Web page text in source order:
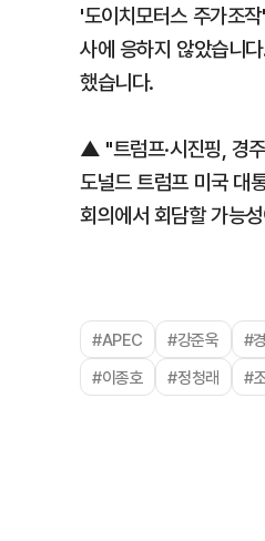
'도이치모터스 주가조
사에 응하지 않았습니
했습니다.
▲ "트럼프·시진핑, 경
도널드 트럼프 미국 대
회의에서 회담할 가능
#APEC #강준욱 #
#이종호
#정청래 #